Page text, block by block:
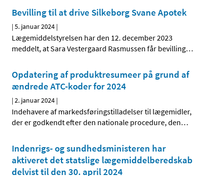
Bevilling til at drive Silkeborg Svane Apotek
|5. januar 2024 |
Lægemiddelstyrelsen har den 12. december 2023
meddelt, at Sara Vestergaard Rasmussen får bevilling…
Opdatering af produktresumeer på grund af
ændrede ATC-koder for 2024
|2. januar 2024 |
Indehavere af markedsføringstilladelser til lægemidler,
der er godkendt efter den nationale procedure, den…
Indenrigs- og sundhedsministeren har
aktiveret det statslige lægemiddelberedskab
delvist til den 30. april 2024